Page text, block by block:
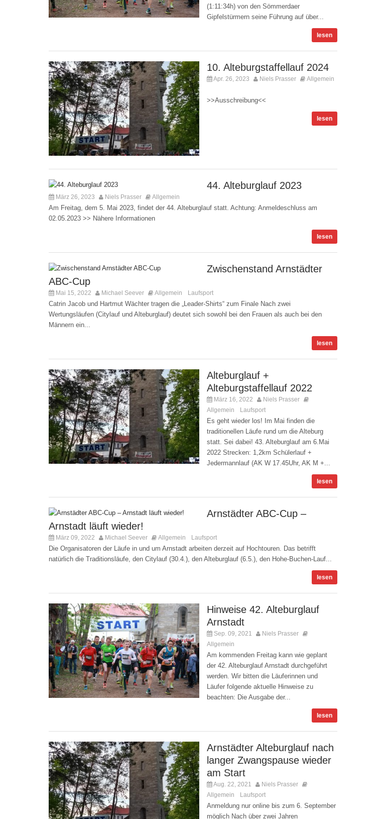
(1:11:34h) von den Sömmerdaer
Gipfelstürmern seine Führung auf über...
lesen
10. Alteburgstaffellauf 2024
Apr. 26, 2023 Niels Prasser Allgemein
>>Ausschreibung<<
lesen
44. Alteburglauf 2023
März 26, 2023 Niels Prasser Allgemein
Am Freitag, dem 5. Mai 2023, findet der 44. Alteburglauf statt. Achtung: Anmeldeschluss am
02.05.2023 >> Nähere Informationen
lesen
Zwischenstand Arnstädter
ABC-Cup
Mai 15, 2022 Michael Seever Allgemein Laufsport
Catrin Jacob und Hartmut Wächter tragen die „Leader-Shirts“ zum Finale Nach zwei
Wertungsläufen (Citylauf und Alteburglauf) deutet sich sowohl bei den Frauen als auch bei den
Männern ein...
lesen
Alteburglauf +
Alteburgstaffellauf 2022
März 16, 2022
Niels Prasser
Allgemein
Laufsport
Es geht wieder los! Im Mai finden die
traditionellen Läufe rund um die Alteburg
statt. Sei dabei! 43. Alteburglauf am 6.Mai
2022 Strecken: 1,2km Schülerlauf +
Jedermannlauf (AK W 17.45Uhr, AK M +...
lesen
Arnstädter ABC-Cup –
Arnstadt läuft wieder!
März 09, 2022 Michael Seever Allgemein Laufsport
Die Organisatoren der Läufe in und um Arnstadt arbeiten derzeit auf Hochtouren. Das betrifft
natürlich die Traditionsläufe, den Citylauf (30.4.), den Alteburglauf (6.5.), den Hohe-Buchen-Lauf...
lesen
Hinweise 42. Alteburglauf
Arnstadt
Sep. 09, 2021
Niels Prasser
Allgemein
Am kommenden Freitag kann wie geplant
der 42. Alteburglauf Arnstadt durchgeführt
werden. Wir bitten die Läuferinnen und
Läufer folgende aktuelle Hinweise zu
beachten: Die Ausgabe der...
lesen
Arnstädter Alteburglauf nach
langer Zwangspause wieder
am Start
Aug. 22, 2021
Niels Prasser
Allgemein
Laufsport
Anmeldung nur online bis zum 6. September
möglich Nach über zwei Jahren